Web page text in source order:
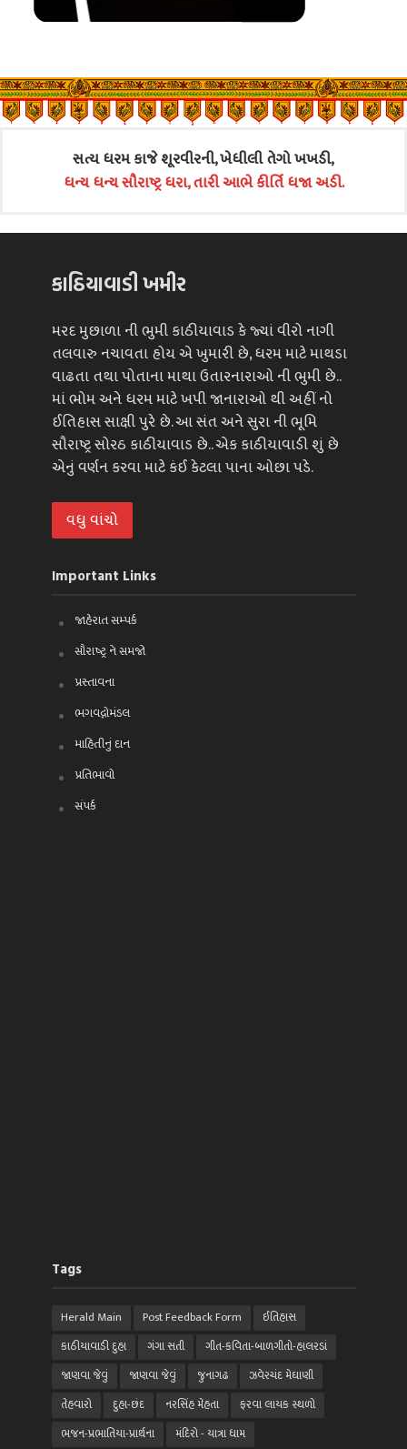
સત્ય ધરમ કાજે શૂરવીરની, ખેધીલી તેગો ખખડી,
ધન્ય ધન્ય સૌરાષ્ટ્ર ધરા, તારી આભે કીર્તિ ધજા અડી.
કાઠિયાવાડી ખમીર
મરદ મુછાળા ની ભુમી કાઠીયાવાડ કે જ્યાં વીરો નાગી
તલવારુ નચાવતા હોય એ ખુમારી છે, ધરમ માટે માથડા
વાઢતા તથા પોતાના માથા ઉતારનારાઓ ની ભુમી છે..
માં ભોમ અને ધરમ માટે ખપી જાનારાઓ થી અહીં નો
ઈતિહાસ સાક્ષી પુરે છે. આ સંત અને સુરા ની ભૂમિ
સૌરાષ્ટ્ર સોરઠ કાઠીયાવાડ છે.. એક કાઠીયાવાડી શું છે
એનું વર્ણન કરવા માટે કંઈ કેટલા પાના ઓછા પડે.
વધુ વાંચો
Important Links
જાહેરાત સમ્પર્ક
સૌરાષ્ટ્ર ને સમજો
પ્રસ્તાવના
ભગવદ્ગોમંડલ
માહિતીનું દાન
પ્રતિભાવો
સંપર્ક
Tags
Herald Main Post Feedback Form
ઈતિહાસ
કાઠીયાવાડી દુહા
ગંગા સતી
ગીત-કવિતા-બાળગીતો-હાલરડાં
જાણવા જેવું
જાણવા જેવું જુનાગઢ
ઝવેરચંદ મેઘાણી
તેહવારો
દુહા-છંદ નરસિંહ મેહતા
ફરવા લાયક સ્થળો
ભજન-પ્રભાતિયા-પ્રાર્થના
મંદિરો - યાત્રા ધામ